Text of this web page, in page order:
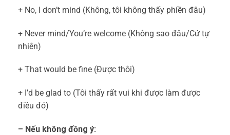
+ No, I don’t mind (Không, tôi không thấy phiền đâu)
+ Never mind/You’re welcome (Không sao đâu/Cứ tự
nhiên)
+ That would be fine (Được thôi)
+ I’d be glad to (Tôi thấy rất vui khi được làm được
điều đó)
– Nếu không đồng ý: